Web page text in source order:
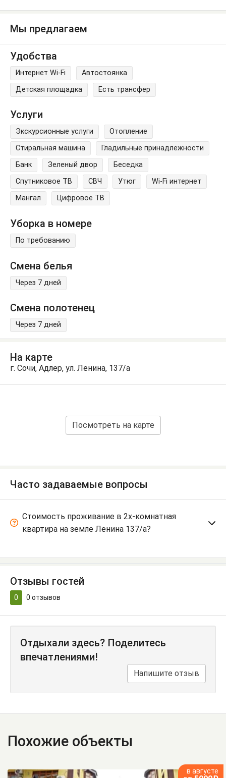
Мы предлагаем
Удобства
Интернет Wi-Fi
Автостоянка
Детская площадка
Есть трансфер
Услуги
Экскурсионные услуги
Отопление
Стиральная машина
Гладильные принадлежности
Банк
Зеленый двор
Беседка
Спутниковое ТВ
СВЧ Утюг
Wi-Fi интернет
Мангал
Цифровое ТВ
Уборка в номере
По требованию
Смена белья
Через 7 дней
Смена полотенец
Через 7 дней
На карте
г. Сочи, Адлер, ул. Ленина, 137/а
Посмотреть на карте
Часто задаваемые вопросы
Стоимость проживание в 2х-комнатная
квартира на земле Ленина 137/а?
Отзывы гостей
0 0 отзывов
Отдыхали здесь? Поделитесь
впечатлениями!
Напишите отзыв
Похожие объекты
в августе